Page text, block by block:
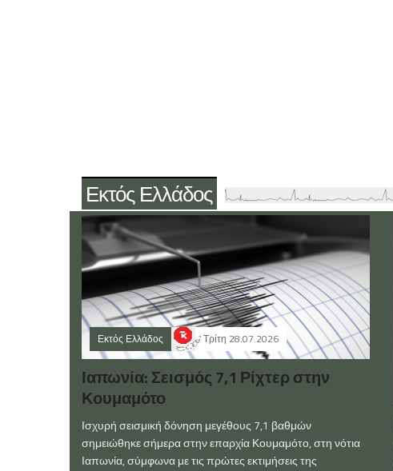
Εκτός Ελλάδος
Εκτός Ελλάδος Τρίτη 28.07.2026
Ιαπωνία: Σεισμός 7,1 Ρίχτερ στην
Κουμαμότο
Ισχυρή σεισμική δόνηση μεγέθους 7,1 βαθμών
σημειώθηκε σήμερα στην επαρχία Κουμαμότο, στη νότια
Ιαπωνία, σύμφωνα με τις πρώτες εκτιμήσεις της